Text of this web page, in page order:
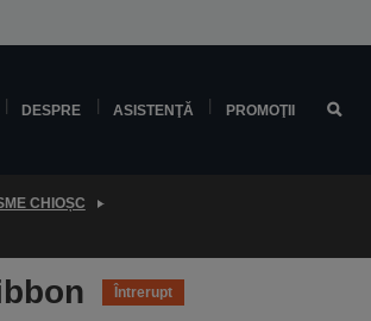
DESPRE ASISTENŢĂ PROMOŢII
CHIOȘC
Întrerupt